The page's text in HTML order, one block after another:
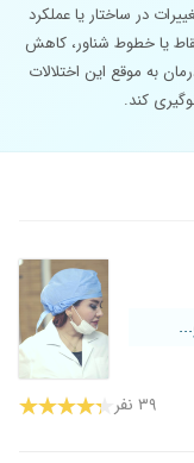
در ساختار یا عملکرد
یا خطوط شناور، کاهش
به موقع این اختلالات
کند.
۳۹ نفر